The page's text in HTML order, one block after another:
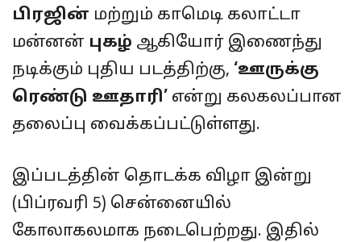
பிரஜின் மற்றும் காமெடி கலாட்டா
மன்னன் புகழ் ஆகியோர் இணைந்து
நடிக்கும் புதிய படத்திற்கு, ‘ஊருக்கு
ரெண்டு ஊதாரி’ என்று கலகலப்பான
தலைப்பு வைக்கப்பட்டுள்ளது.
இப்படத்தின் தொடக்க விழா இன்று
(பிப்ரவரி 5) சென்னையில்
கோலாகலமாக நடைபெற்றது. இதில்